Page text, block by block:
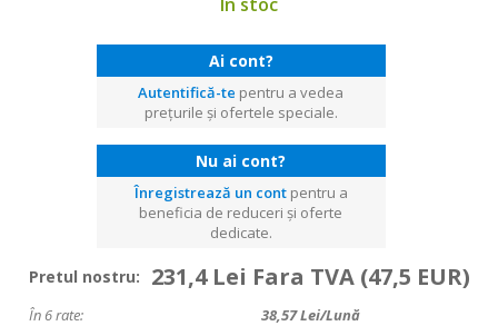
Ai cont?
Autentifică-te pentru a vedea
prețurile și ofertele speciale.
Nu ai cont?
Înregistrează un contpentru a
beneficia de reduceri și oferte
dedicate.
Pretul nostru: 231,4 Lei Fara TVA (47,5 EUR)
În 6 rate: 38,57Lei/lună